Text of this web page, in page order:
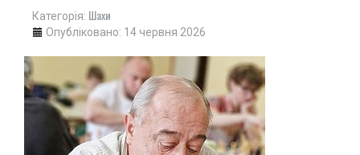
Категорія: Шахи
Опубліковано: 14 червня 2026